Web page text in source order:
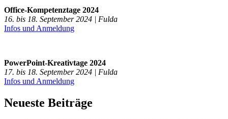
Office-Kompetenztage 2024
16. bis 18. September 2024 | Fulda
Infos und Anmeldung
PowerPoint-Kreativtage 2024
17. bis 18. September 2024 | Fulda
Infos und Anmeldung
Neueste Beiträge